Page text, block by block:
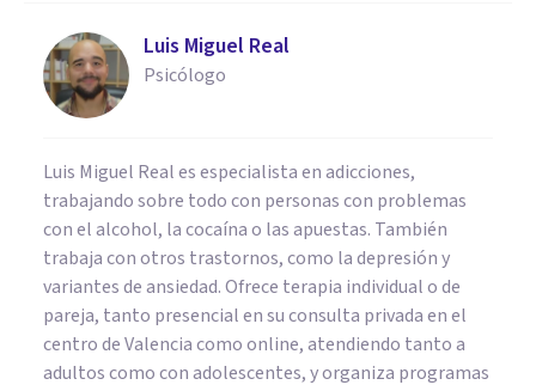
Luis Miguel Real
Psicólogo
Luis Miguel Real es especialista en adicciones,
trabajando sobre todo con personas con problemas
con el alcohol, la cocaína o las apuestas. También
trabaja con otros trastornos, como la depresión y
variantes de ansiedad. Ofrece terapia individual o de
pareja, tanto presencial en su consulta privada en el
centro de Valencia como online, atendiendo tanto a
adultos como con adolescentes, y organiza programas